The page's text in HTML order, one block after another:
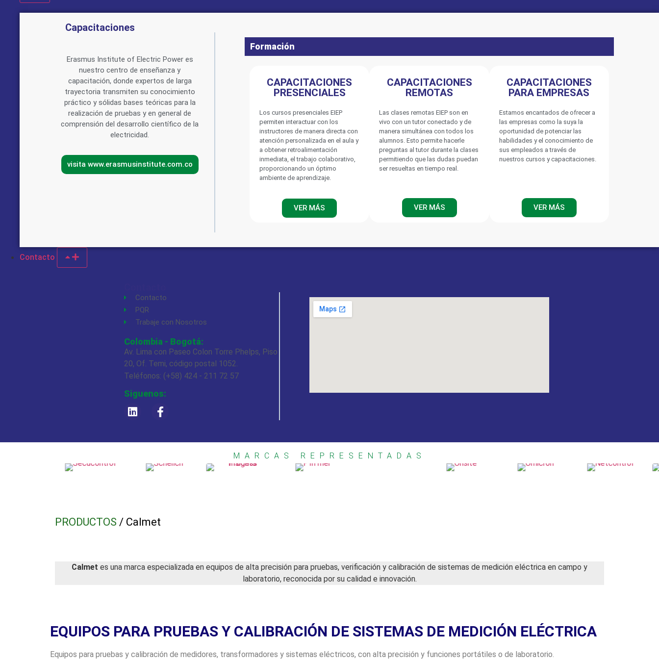
Capacitaciones
Erasmus Institute of Electric Power es
nuestro centro de enseñanza y
capacitación, donde expertos de larga
trayectoria transmiten su conocimiento
práctico y sólidas bases teóricas para la
realización de pruebas y en general de
comprensión del desarrollo científico de la
electricidad.
visita www.erasmusinstitute.com.co
Formación
CAPACITACIONES
PRESENCIALES
Los cursos presenciales EIEP
permiten interactuar con los
instructores de manera directa con
atención personalizada en el aula y
a obtener retroalimentación
inmediata, el trabajo colaborativo,
proporcionando un óptimo
ambiente de aprendizaje.
VER MÁS
CAPACITACIONES
REMOTAS
Las clases remotas EIEP son en
vivo con un tutor conectado y de
manera simultánea con todos los
alumnos. Esto permite hacerle
preguntas al tutor durante la clases
permitiendo que las dudas puedan
ser resueltas en tiempo real.
VER MÁS
CAPACITACIONES
PARA EMPRESAS
Estamos encantados de ofrecer a
las empresas como la suya la
oportunidad de potenciar las
habilidades y el conocimiento de
sus empleados a través de
nuestros cursos y capacitaciones.
VER MÁS
Contacto
Contacto
PQR
Trabaje con Nosotros
Colombia - Bogotá:
Av. Lima con Paseo Colon Torre Phelps, Piso
20, Of. Temi, código postal 1052.
Teléfonos: (+58) 424 - 211 72 57
Siguenos:
MARCAS REPRESENTADAS
PRODUCTOS / Calmet
Calmet es una marca especializada en equipos de alta precisión para pruebas, verificación y calibración de sistemas de medición eléctrica en campo y
laboratorio, reconocida por su calidad e innovación.
EQUIPOS PARA PRUEBAS Y CALIBRACIÓN DE SISTEMAS DE MEDICIÓN ELÉCTRICA
Equipos para pruebas y calibración de medidores, transformadores y sistemas eléctricos, con alta precisión y funciones portátiles o de laboratorio.